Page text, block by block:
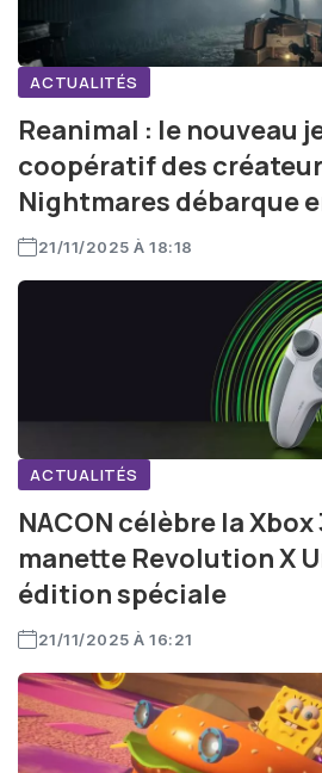
ACTUALITÉS
Reanimal : le nouveau
coopératif des
Nightmares débarque
21/11/2025 À 18:18
ACTUALITÉS
NACON célèbre la
manette Revolution X
édition spéciale
21/11/2025 À 16:21